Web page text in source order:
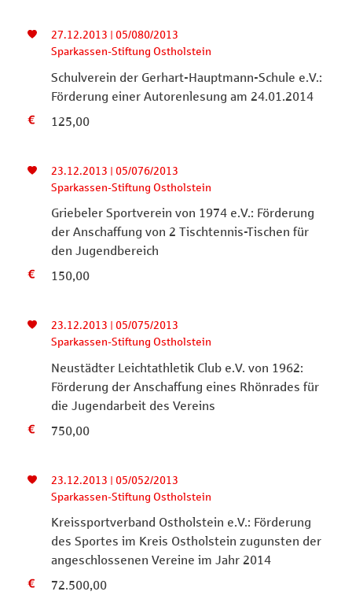
27.12.2013 | 05/080/2013
Sparkassen-Stiftung Ostholstein
Schulverein der Gerhart-Hauptmann-Schule e.V.:
Förderung einer Autorenlesung am 24.01.2014
125,00
23.12.2013 | 05/076/2013
Sparkassen-Stiftung Ostholstein
Griebeler Sportverein von 1974 e.V.: Förderung
der Anschaffung von 2 Tischtennis-Tischen für
den Jugendbereich
150,00
23.12.2013 | 05/075/2013
Sparkassen-Stiftung Ostholstein
Neustädter Leichtathletik Club e.V. von 1962:
Förderung der Anschaffung eines Rhönrades für
die Jugendarbeit des Vereins
750,00
23.12.2013 | 05/052/2013
Sparkassen-Stiftung Ostholstein
Kreissportverband Ostholstein e.V.: Förderung
des Sportes im Kreis Ostholstein zugunsten der
angeschlossenen Vereine im Jahr 2014
72.500,00